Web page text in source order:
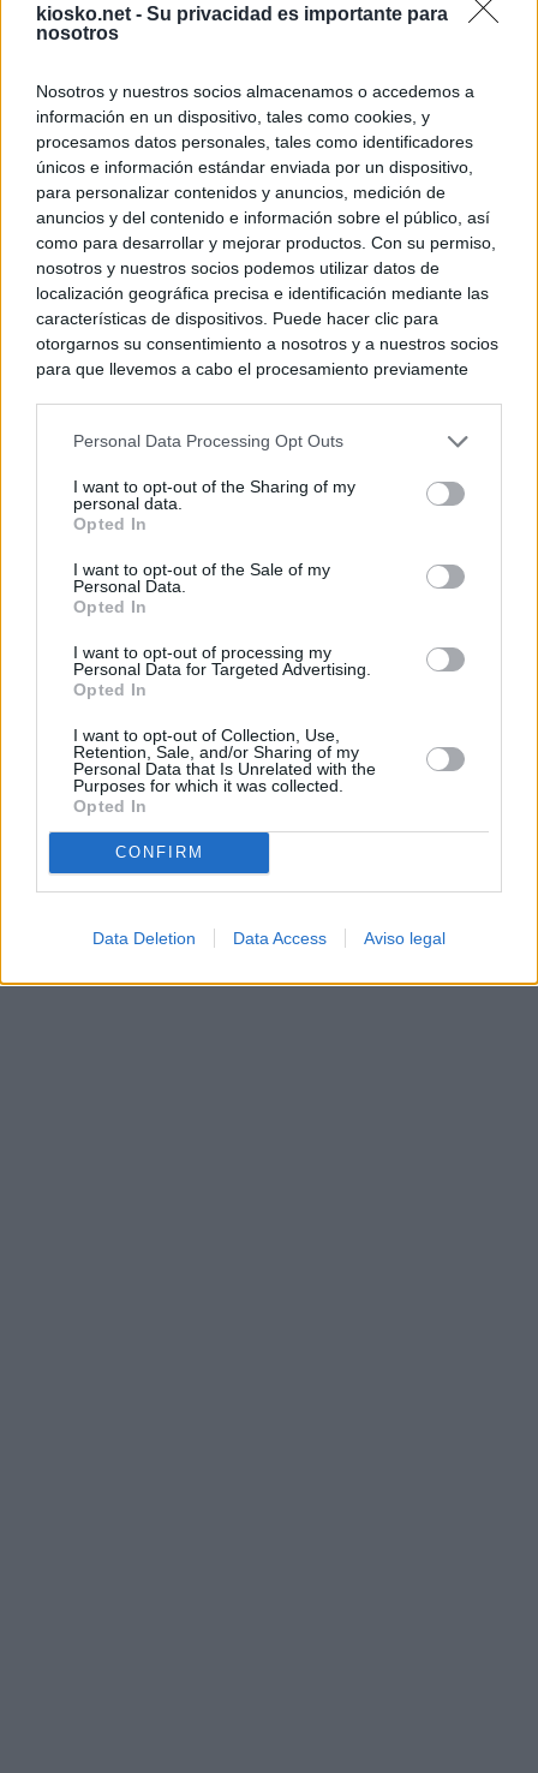
kiosko.net - Su privacidad es importante para
nosotros
Nosotros y nuestros socios almacenamos o accedemos a
información en un dispositivo, tales como cookies, y
procesamos datos personales, tales como identificadores
únicos e información estándar enviada por un dispositivo,
para personalizar contenidos y anuncios, medición de
anuncios y del contenido e información sobre el público, así
como para desarrollar y mejorar productos. Con su permiso,
nosotros y nuestros socios podemos utilizar datos de
localización geográfica precisa e identificación mediante las
características de dispositivos. Puede hacer clic para
otorgarnos su consentimiento a nosotros y a nuestros socios
para que llevemos a cabo el procesamiento previamente
negar su consentimiento. Tenga en cuenta que algún
de su consentimiento, pero usted tiene el derecho de
rechazar tal procesamiento. Sus preferencias se aplicarán
cualquier momento entrando de nuevo en este sitio web o
visitando nuestra política de privacidad.
Personal Data Processing Opt Outs
I want to opt-out of the Sharing of my
personal data.
Opted In
I want to opt-out of the Sale of my
Personal Data.
Opted In
I want to opt-out of processing my
Personal Data for Targeted Advertising.
Opted In
I want to opt-out of Collection, Use,
Retention, Sale, and/or Sharing of my
Personal Data that Is Unrelated with the
Purposes for which it was collected.
Opted In
CONFIRM
Data Deletion Data Access Aviso legal